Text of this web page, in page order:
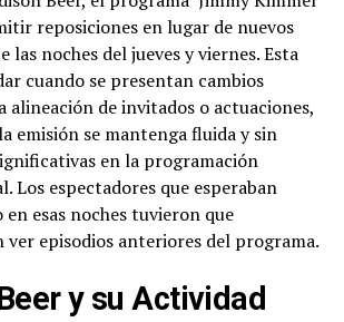
reposiciones en lugar de nuevos
las noches del jueves y viernes. Esta
cuando se presentan cambios
alineación de invitados o actuaciones,
emisión se mantenga fluida y sin
en la programación
Los espectadores que esperaban
esas noches tuvieron que
ver episodios anteriores del programa.
y su Actividad